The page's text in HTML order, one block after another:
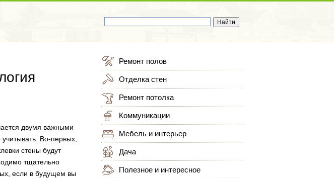
двумя важными
Во-первых,
стены будут
тщательно
если в будущем вы
Ремонт полов
Отделка стен
Ремонт потолка
Коммуникации
Мебель и интерьер
Дача
Полезное и интересное